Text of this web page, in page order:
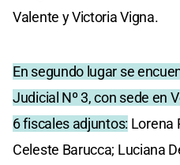
Valente y Victoria Vigna.
En segundo lugar se
Judicial Nº 3, con sede en
6 fiscales adjuntos: Lorena
Celeste Barucca; Luciana